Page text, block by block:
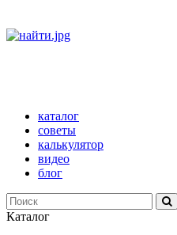
каталог
советы
калькулятор
видео
блог
Каталог